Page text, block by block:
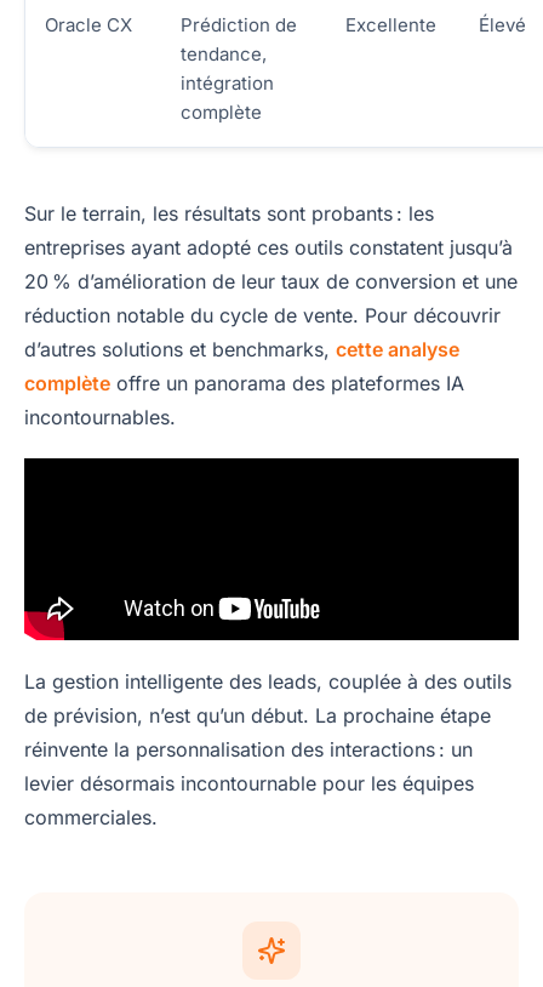
Oracle CX
Prédiction de
tendance,
intégration
complète
Excellente Élevé
Sur le terrain, les résultats sont probants : les
entreprises ayant adopté ces outils constatent jusqu’à
20 % d’amélioration de leur taux de conversion et une
réduction notable du cycle de vente. Pour découvrir
d’autres solutions et benchmarks, cette analyse
complète offre un panorama des plateformes IA
incontournables.
La gestion intelligente des leads, couplée à des outils
de prévision, n’est qu’un début. La prochaine étape
réinvente la personnalisation des interactions : un
levier désormais incontournable pour les équipes
commerciales.